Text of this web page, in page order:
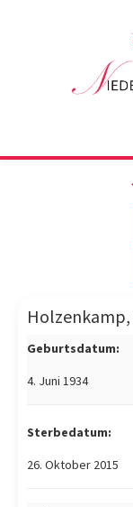
Holzenkamp,
Geburtsdatum:
4. Juni 1934
Sterbedatum:
26. Oktober 2015